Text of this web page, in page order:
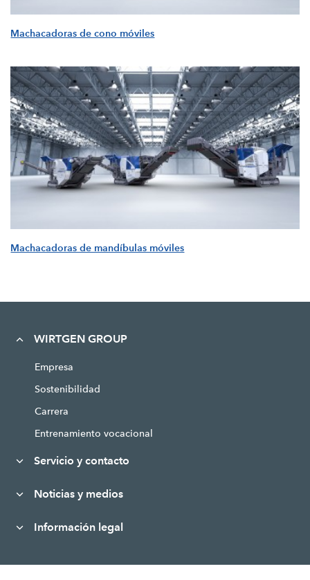
Machacadoras de cono móviles
Machacadoras de mandíbulas móviles
WIRTGEN GROUP
Empresa
Sostenibilidad
Carrera
Entrenamiento vocacional
Servicio y contacto
Noticias y medios
Información legal